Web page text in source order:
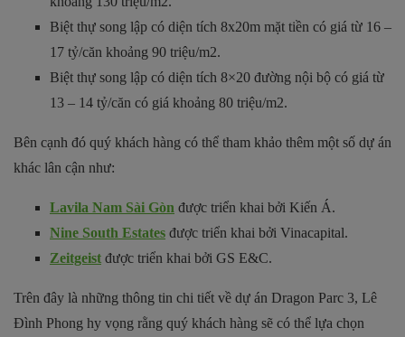
Biệt thự song lập có diện tích 8x20m mặt tiền có giá từ 16 –
17 tỷ/căn khoảng 90 triệu/m2.
Biệt thự song lập có diện tích 8×20 đường nội bộ có giá từ
13 – 14 tỷ/căn có giá khoảng 80 triệu/m2.
Bên cạnh đó quý khách hàng có thể tham khảo thêm một số dự án
khác lân cận như:
Lavila Nam Sài Gòn được triển khai bởi Kiến Á.
Nine South Estates được triển khai bởi Vinacapital.
Zeitgeist được triển khai bởi GS E&C.
Trên đây là những thông tin chi tiết về dự án Dragon Parc 3, Lê
Đình Phong hy vọng rằng quý khách hàng sẽ có thể lựa chọn